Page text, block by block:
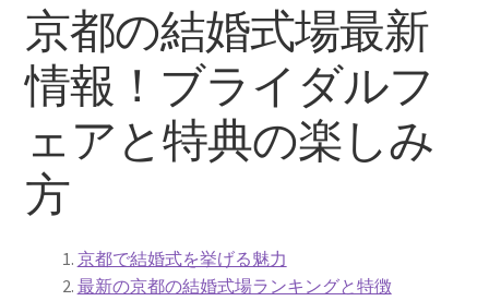
ッ
プ
記事一覧
引き出物で差をつけよう
結婚式場
京都結婚式場
ウエディング
京都の結婚式場最新
情報！ブライダルフ
ェアと特典の楽しみ
方
京都で結婚式を挙げる魅力
最新の京都の結婚式場ランキングと特徴